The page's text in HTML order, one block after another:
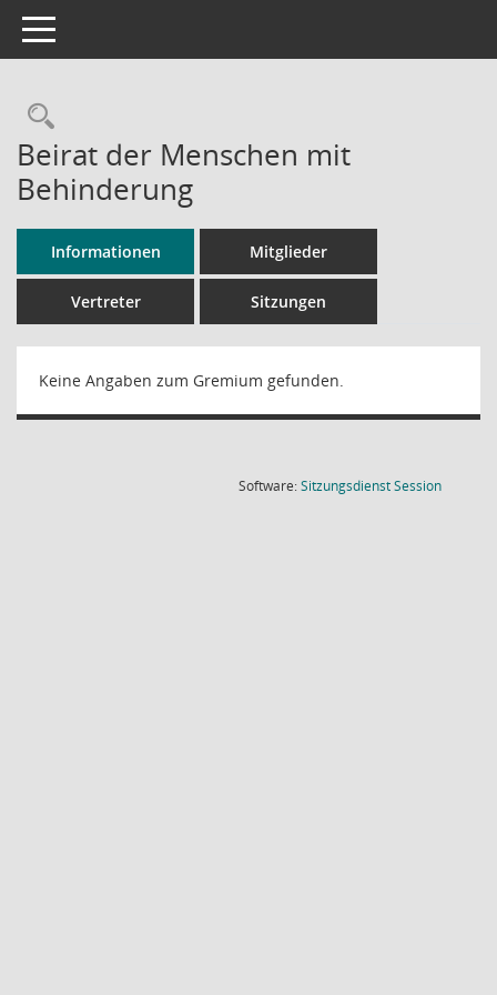
Toggle navigation
Rechercheauswahl
Beirat der Menschen mit
Behinderung
Informationen Mitglieder
Vertreter Sitzungen
Keine Angaben zum Gremium gefunden.
Software:SitzungsdienstSession(Wird in